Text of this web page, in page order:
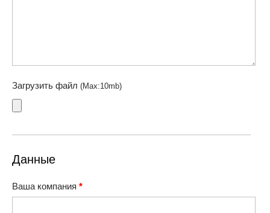
Загрузить файл (Max:10mb)
Данные
Ваша компания *